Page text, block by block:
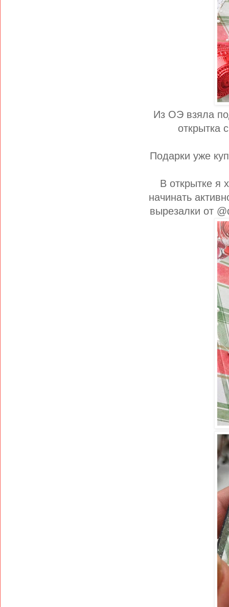
Из ОЭ взяла
открытка
Подарки уже
В открытке я
начинать
вырезалки от